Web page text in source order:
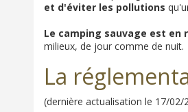
et d'éviter les pollutions
Le camping sauvage est
milieux, de jour comme de nuit.
La
(dernière actualisation le 17/02/